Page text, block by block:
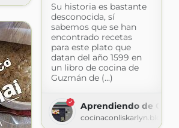
Su historia es bastante
desconocida, sí
sabemos que se han
encontrado recetas
para este plato que
datan del año 1599 en
un libro de cocina de
Guzmán de (...)
Aprendiendo de